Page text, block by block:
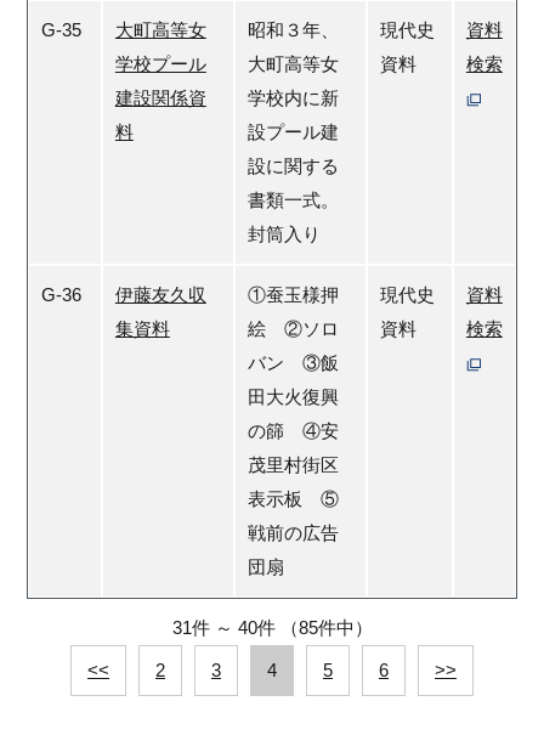
G-35
大町高等女
学校プール
建設関係資
料
昭和３年、
大町高等女
学校内に新
設プール建
設に関する
書類一式。
封筒入り
現代史
資料
資料
検索
G-36
伊藤友久収
集資料
①蚕玉様押
絵 ②ソロ
バン ③飯
田大火復興
の篩 ④安
茂里村街区
表示板 ⑤
戦前の広告
団扇
現代史
資料
資料
検索
31件 ～ 40件 （85件中）
<< 2 3 4 5 6 >>